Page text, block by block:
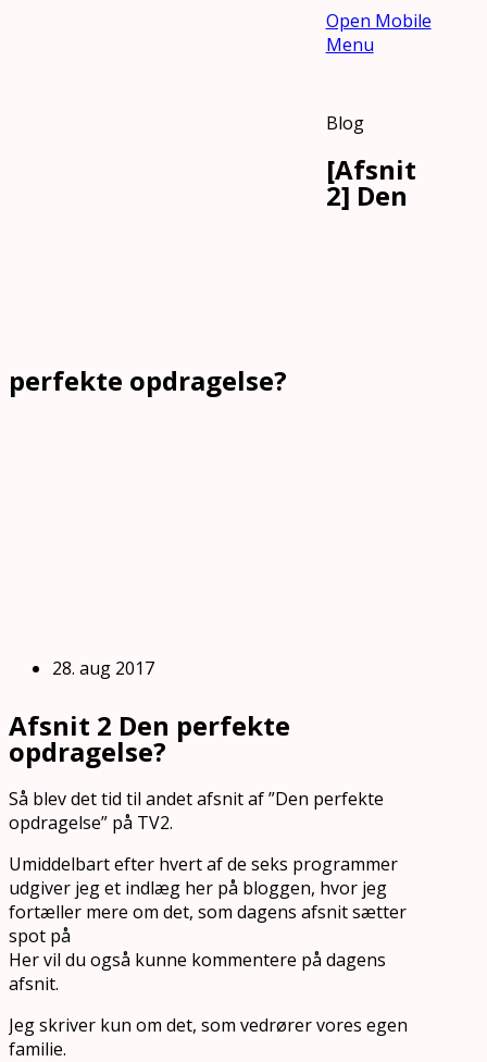
Open Mobile
Menu
Blog
[Afsnit
2] Den
perfekte opdragelse?
28. aug 2017
Afsnit 2 Den perfekte
opdragelse?
Så blev det tid til andet afsnit af ”Den perfekte
opdragelse” på TV2.
Umiddelbart efter hvert af de seks programmer
udgiver jeg et indlæg her på bloggen, hvor jeg
fortæller mere om det, som dagens afsnit sætter
spot på
Her vil du også kunne kommentere på dagens
afsnit.
Jeg skriver kun om det, som vedrører vores egen
familie.